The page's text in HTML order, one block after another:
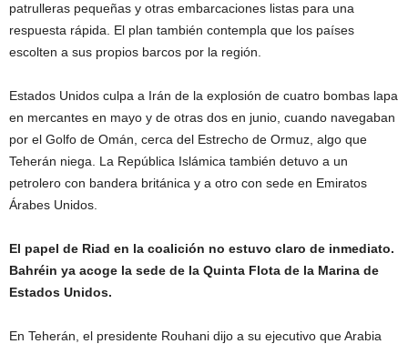
patrulleras pequeñas y otras embarcaciones listas para una
respuesta rápida. El plan también contempla que los países
escolten a sus propios barcos por la región.
Estados Unidos culpa a Irán de la explosión de cuatro bombas lapa
en mercantes en mayo y de otras dos en junio, cuando navegaban
por el Golfo de Omán, cerca del Estrecho de Ormuz, algo que
Teherán niega. La República Islámica también detuvo a un
petrolero con bandera británica y a otro con sede en Emiratos
Árabes Unidos.
El papel de Riad en la coalición no estuvo claro de inmediato.
Bahréin ya acoge la sede de la Quinta Flota de la Marina de
Estados Unidos.
En Teherán, el presidente Rouhani dijo a su ejecutivo que Arabia